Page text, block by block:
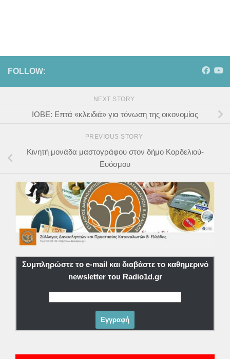
FOLLOW:
NEXT STORY
ΙΟΒΕ: Επτά «κλειδιά» για τόνωση της οικονομίας
PREVIOUS STORY
Κινητή μονάδα μαστογράφου στον δήμο Κορδελιού-
Ευόσμου
Συμπληρώστε το e-mail και διαβάστε το καθημερινό
newsletter του Radio1d.gr